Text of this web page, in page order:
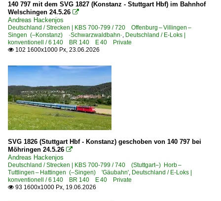
Goldshöfe
Gommern
Göttingen
Güterglück
Halle (Saale) Hbf ·LH·
Haltern am See
Hamburg-Harburg
Hanau Hbf ·FH·
Heidenau (Sachsen)
Hennef (Sieg)
Hilden
Hof
140 797 mit dem SVG 1827 (Konstanz - Stuttgart Hbf) im Bahnhof
Welschingen 24.5.26 
Andreas Hackenjos
Deutschland / Strecken | KBS 700-799 / 720 Offenburg – Villingen –
Singen (–Konstanz) ·Schwarzwaldbahn·, Deutschland / E-Loks |
konventionell / 6 140 BR 140 E 40 Private
 102 1600x1000 Px, 23.06.2026
SVG 1826 (Stuttgart Hbf - Konstanz) geschoben von 140 797 bei
Möhringen 24.5.26 
Andreas Hackenjos
Deutschland / Strecken | KBS 700-799 / 740 (Stuttgart–) Horb –
Tuttlingen – Hattingen (–Singen) 'Gäubahn', Deutschland / E-Loks |
konventionell / 6 140 BR 140 E 40 Private
 93 1600x1000 Px, 19.06.2026